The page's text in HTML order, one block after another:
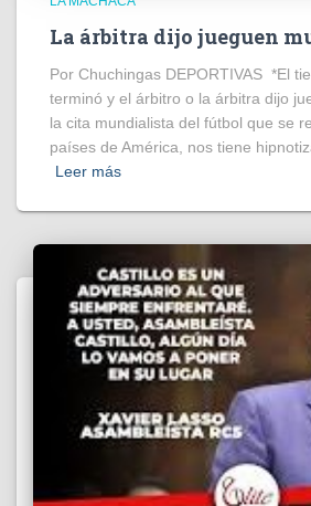
La árbitra dijo jueguen
Por Chuchingas DEPORTIVAS *El
terminó y el árbitro o la árbitra dijo
la cita mundialista del fútbol que se
países de América, nos tiene
Leer más